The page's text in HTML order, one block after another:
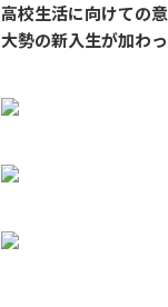
高校生活に向けての
大勢の新入生が加わ